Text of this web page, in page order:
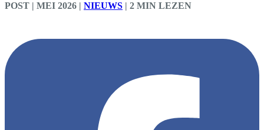
POST | MEI 2026 | NIEUWS | 2 MIN LEZEN